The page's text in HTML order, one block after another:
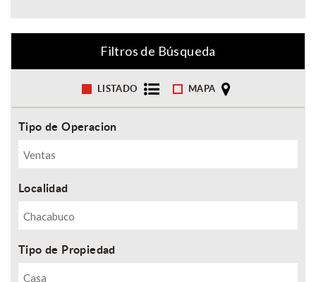
Filtros de Búsqueda
LISTADO MAPA
Tipo de Operacion
Localidad
Tipo de Propiedad